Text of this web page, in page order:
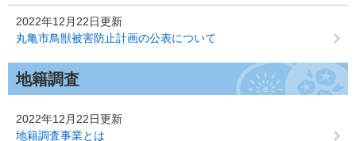
2022年12月22日更新
丸亀市鳥獣被害防止計画の公表について
地籍調査
2022年12月22日更新
地籍調査事業とは